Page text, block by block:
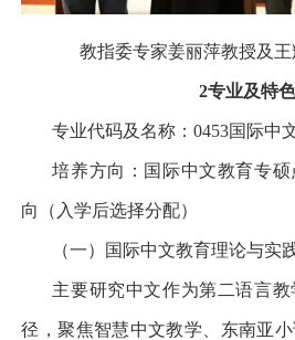
教指委专家姜丽萍教授及
2专业及特色
专业代码及名称：0453国际中
培养方向：国际中文教育专
向（入学后选择分配）
（一）国际中文教育理论与实
主要研究中文作为第二语言
径，聚焦智慧中文教学、东南亚